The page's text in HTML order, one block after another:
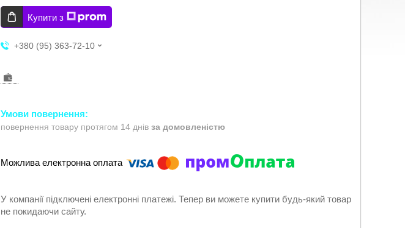
Купити з
+380 (95) 363-72-10
повернення товару протягом 14 днів за домовленістю
У компанії підключені електронні платежі. Тепер ви можете купити будь-який товар
не покидаючи сайту.